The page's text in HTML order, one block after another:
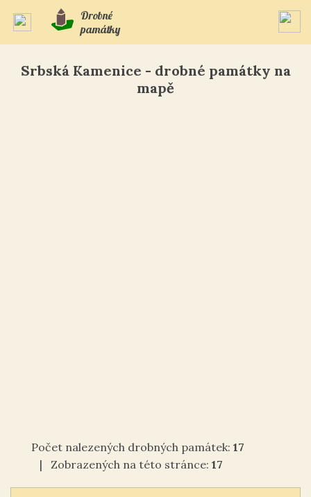
Drobné
památky
Srbská Kamenice - drobné památky na
mapě
Počet nalezených drobných památek: 17
| Zobrazených na této stránce: 17